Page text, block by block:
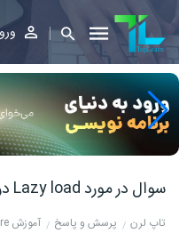
سوال در مورد Lazy load در کور
تاپ لرن پرسش و پاسخ
آموزش Asp.Net Core پیشرفته